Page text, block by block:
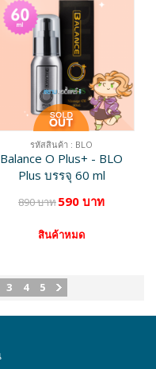
รหัสสินค้า : BLO
Balance O Plus+ - BLO
Plus บรรจุ 60 ml
890 บาท590 บาท
สินค้าหมด
3 4 5